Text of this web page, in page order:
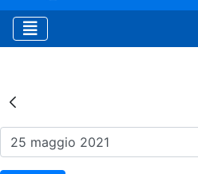
Risultati della